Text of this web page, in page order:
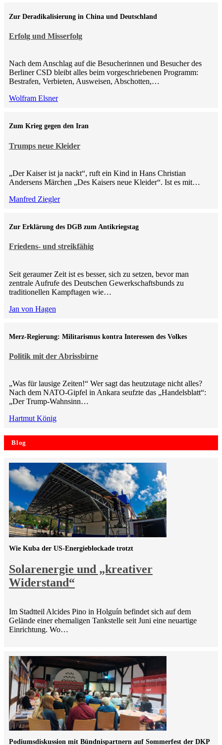
Erfolg und Misserfolg
Zur Deradikalisierung in China und Deutschland
Nach dem Anschlag auf die Besucherinnen und Besucher des
Berliner CSD bleibt alles beim vorgeschriebenen Programm:
Bestrafen, Verbieten, Ausweisen, Abschotten,…
Wolfram Elsner
Trumps neue Kleider
Zum Krieg gegen den Iran
„Der Kaiser ist ja nackt“, ruft ein Kind in Hans Christian
Andersens Märchen „Des Kaisers neue Kleider“. Ist es mit…
Manfred Ziegler
Friedens- und streikfähig
Zur Erklärung des DGB zum Antikriegstag
Seit geraumer Zeit ist es besser, sich zu setzen, bevor man
zentrale Aufrufe des Deutschen Gewerkschaftsbunds zu
traditionellen Kampftagen wie…
Jan von Hagen
Politik mit der Abrissbirne
Merz-Regierung: Militarismus kontra Inte­ressen des Volkes
„Was für lausige Zeiten!“ Wer sagt das heutzutage nicht alles?
Nach dem NATO-Gipfel in Ankara seufzte das „Handelsblatt“:
„Der Trump-Wahnsinn…
Hartmut König
Blog
Solarenergie und „kreativer
Widerstand“
Wie Kuba der US-Energieblockade trotzt
Im Stadtteil Alcides Pino in Holguín befindet sich auf dem
Gelände einer ehemaligen Tankstelle seit Juni eine neuartige
Einrichtung. Wo…
Podiumsdiskussion mit Bündnispartnern auf Sommerfest der DKP